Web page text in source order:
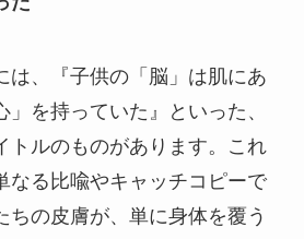
は、『子供の「脳」は肌にあ
」を持っていた』といった、
トルのものがあります。これ
なる比喩やキャッチコピーで
ちの皮膚が、単に身体を覆う